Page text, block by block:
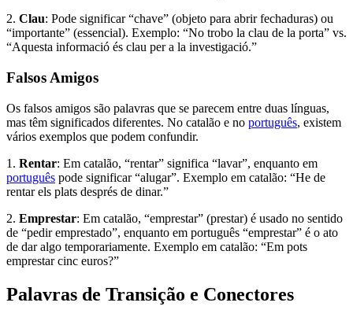
2. Clau: Pode significar “chave” (objeto para abrir fechaduras) ou
“importante” (essencial). Exemplo: “No trobo la clau de la porta” vs.
“Aquesta informació és clau per a la investigació.”
Falsos Amigos
Os falsos amigos são palavras que se parecem entre duas línguas,
mas têm significados diferentes. No catalão e no português, existem
vários exemplos que podem confundir.
1. Rentar: Em catalão, “rentar” significa “lavar”, enquanto em
português pode significar “alugar”. Exemplo em catalão: “He de
rentar els plats després de dinar.”
2. Emprestar: Em catalão, “emprestar” (prestar) é usado no sentido
de “pedir emprestado”, enquanto em português “emprestar” é o ato
de dar algo temporariamente. Exemplo em catalão: “Em pots
emprestar cinc euros?”
Palavras de Transição e Conectores